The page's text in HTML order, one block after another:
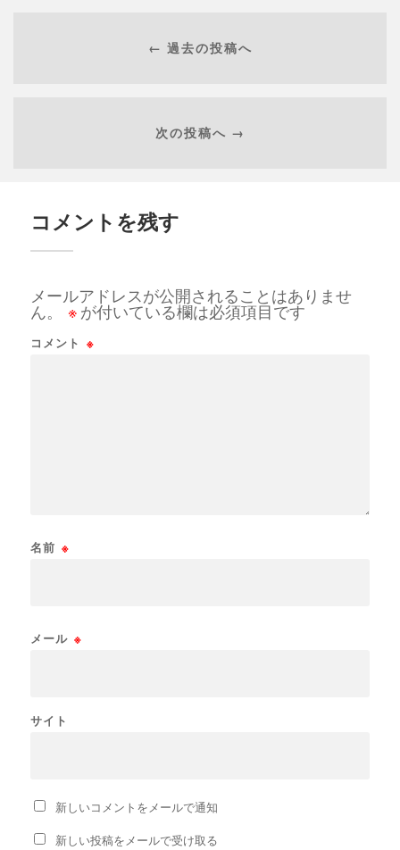
← 過去の投稿へ
次の投稿へ →
コメントを残す
メールアドレスが公開されることはありませ
ん。
※ が付いている欄は必須項目です
コメント ※
名前 ※
メール ※
サイト
新しいコメントをメールで通知
新しい投稿をメールで受け取る